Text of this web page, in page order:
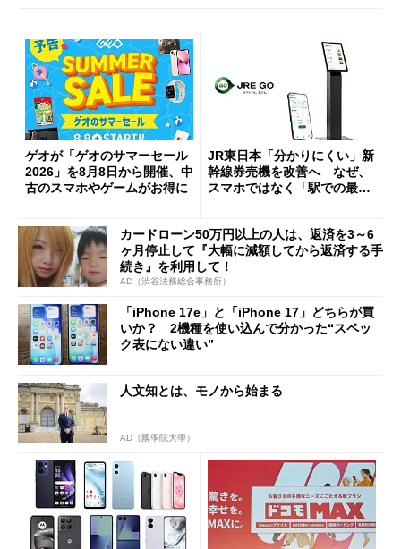
ゲオが「ゲオのサマーセール
2026」を8月8日から開催、中
古のスマホやゲームがお得に
JR東日本「分かりにくい」新
幹線券売機を改善へ なぜ、
スマホではなく「駅での最短
カードローン50万円以上の人は、返済を3～6
ヶ月停止して『大幅に減額してから返済する手
続き』を利用して！
AD（渋谷法務総合事務所）
「iPhone 17e」と「iPhone 17」どちらが買
いか？ 2機種を使い込んで分かった“スペッ
ク表にない違い”
人文知とは、モノから始まる
AD（國學院大學）